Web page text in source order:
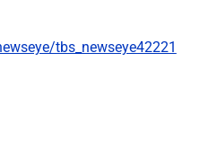
tbs_newseye42221